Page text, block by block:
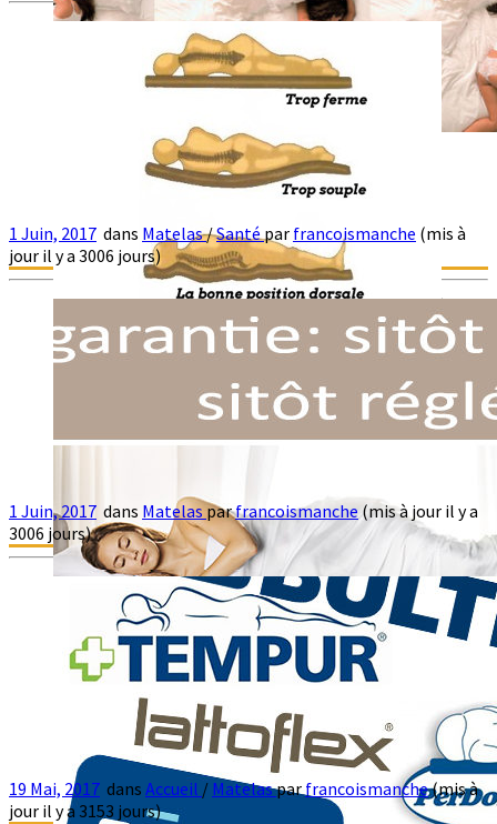
insomnies ou difficultés à trouver le sommeil ou […]
Les positions de sommeil
La position de sommeil influence considérablement le repos de la
colonne. a. La position dorsale : réduit au […]
La colonne vertébrale en position
couchée
En position couchée, les courbures de la colonne vertébrale
génèrent des zones de pression. Lorsque nous sommes couchés
[…]
1 Juin, 2017 dans Matelas/Santépar francoismanche (mis à
jour il y a 3006 jours)
TEMPUR – Prolongez votre délai de
1 Juin, 2017 dans Matelasparfrancoismanche (mis à jour il y a
3006 jours)
19 Mai, 2017 dans Accueil / Matelasparfrancoismanche(mis à
jour il y a 3153 jours)